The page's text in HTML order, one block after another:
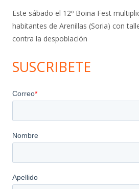
Este sábado el 12º Boina Fest
habitantes de Arenillas (Soria) con
contra la despoblación
SUSCRIBETE